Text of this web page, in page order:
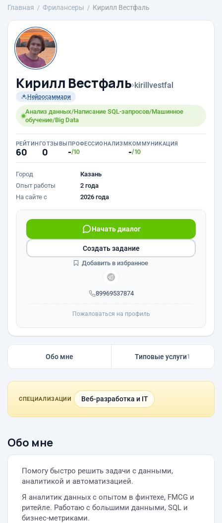
Главная Фрилансеры Кирилл Вестфаль
Кирилл Вестфаль›kirillvestfal
Нейросаммари
Анализ данных/Написание SQL-запросов/Машинное
обучение/Big Data
РЕЙТИНГ
60
ОТЗЫВЫ
0
ПРОФЕССИОНАЛИЗМ
-/10
КОММУНИКАЦИЯ
-/10
Город
Казань
Опыт работы
2 года
На сайте с
2026 года
89969537874
Начать диалог
Создать задание
Добавить в избранное
Пожаловаться на профиль
Обо мне Типовые услуги1
СПЕЦИАЛИЗАЦИИ Веб-разработка и IT
Обо мне
Помогу быстро решить задачи с данными,
аналитикой и автоматизацией.
Я аналитик данных с опытом в финтехе, FMCG и
ритейле. Работаю с большими данными, SQL и
бизнес-метриками.